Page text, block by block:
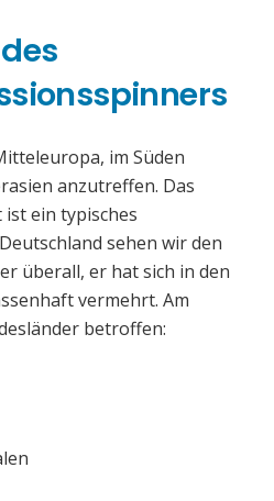
im Süden
anzutreffen. Das
ist ein typisches
sehen wir den
überall, er hat sich in den
vermehrt. Am
betroffen: